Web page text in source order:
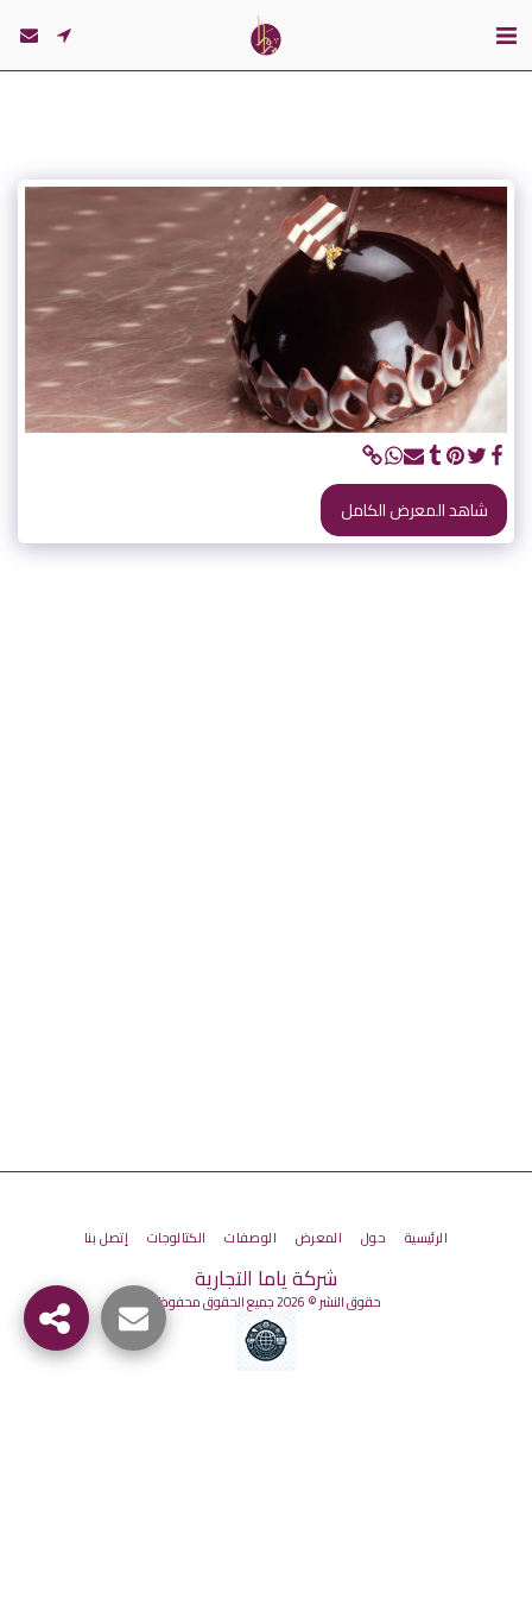
شاهد المعرض الكامل
شركة ياما التجارية
حقوق النشر © 2026 جميع الحقوق محفوظة
الرئيسية حول المعرض الوصفات الكتالوجات إتصل بنا